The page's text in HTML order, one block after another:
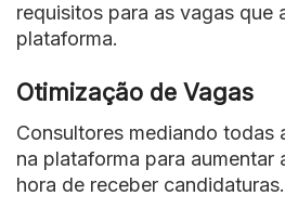
requisitos para as vagas que
plataforma.
Otimização de Vagas
Consultores mediando todas
na plataforma para aumentar
hora de receber candidaturas.